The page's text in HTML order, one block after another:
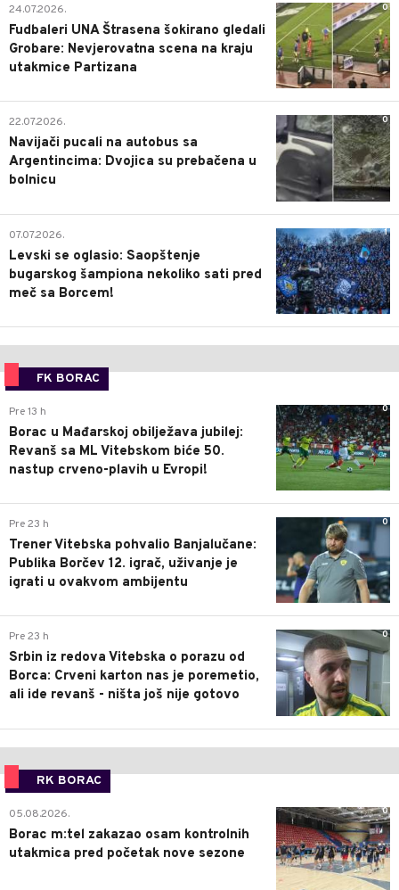
0
24.07.2026.
Fudbaleri UNA Štrasena šokirano gledali
Grobare: Nevjerovatna scena na kraju
utakmice Partizana
0
22.07.2026.
Navijači pucali na autobus sa
Argentincima: Dvojica su prebačena u
bolnicu
1
07.07.2026.
Levski se oglasio: Saopštenje
bugarskog šampiona nekoliko sati pred
meč sa Borcem!
FK BORAC
0
Pre 13 h
Borac u Mađarskoj obilježava jubilej:
Revanš sa ML Vitebskom biće 50.
nastup crveno-plavih u Evropi!
0
Pre 23 h
Trener Vitebska pohvalio Banjalučane:
Publika Borčev 12. igrač, uživanje je
igrati u ovakvom ambijentu
0
Pre 23 h
Srbin iz redova Vitebska o porazu od
Borca: Crveni karton nas je poremetio,
ali ide revanš - ništa još nije gotovo
RK BORAC
0
05.08.2026.
Borac m:tel zakazao osam kontrolnih
utakmica pred početak nove sezone